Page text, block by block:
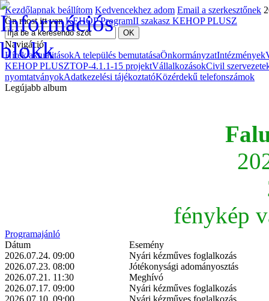
Kezdőlapnak beállítom Kedvencekhez adom Email a szerkesztőnek
Ön most itt van KEHOP ProgramII szakasz KEHOP PLUSZ
Navigáció
Hírek aktualitásokA település bemutatásaÖnkormányzatIntézmények
KEHOP PLUSZTOP-4.1.1-15 projektVállalkozásokCivil
nyomtatványokAdatkezelési tájékoztatóKözérdekű telefonszámok
Legújabb album
fénykép
Programajánló
Dátum
Esemény
2026.07.24. 09:00
Nyári kézműves foglalkozás
2026.07.23. 08:00
Jótékonysági adományosztás
2026.07.21. 11:30
Meghívó
2026.07.17. 09:00
Nyári kézműves foglalkozás
2026.07.10. 09:00
Nyári kézműves foglalkozás